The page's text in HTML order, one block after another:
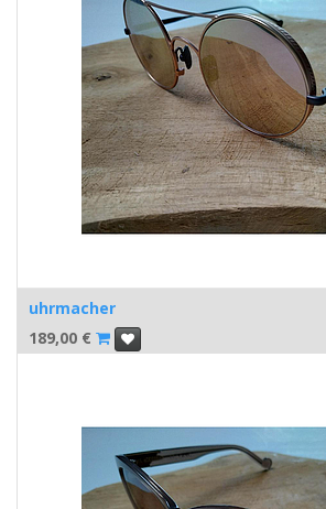
uhrmacher
189,00 €